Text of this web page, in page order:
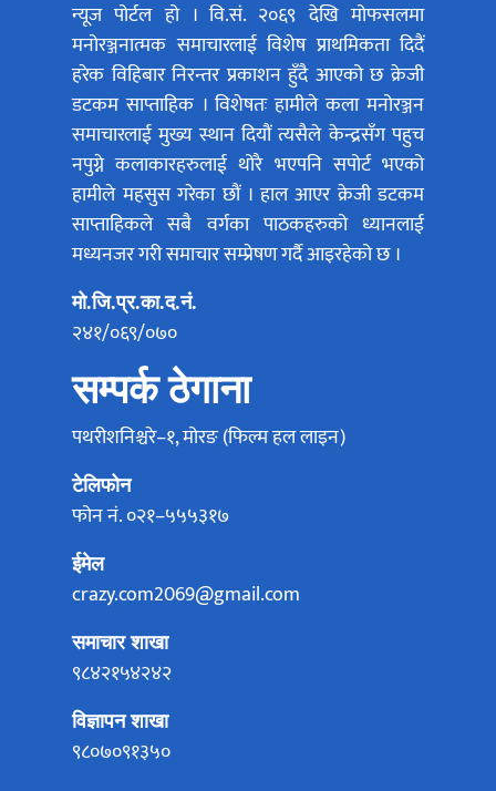
न्यूज पोर्टल हो । वि.सं. २०६९ देखि मोफसलमा
मनोरञ्जनात्मक समाचारलाई विशेष प्राथमिकता दिदैं
हरेक विहिबार निरन्तर प्रकाशन हुँदै आएको छ क्रेजी
डटकम साप्ताहिक । विशेषतः हामीले कला मनोरञ्जन
समाचारलाई मुख्य स्थान दियौं त्यसैले केन्द्रसँग पहुच
नपुग्ने कलाकारहरुलाई थोरै भएपनि सपोर्ट भएको
हामीले महसुस गरेका छौं । हाल आएर क्रेजी डटकम
साप्ताहिकले सबै वर्गका पाठकहरुको ध्यानलाई
मध्यनजर गरी समाचार सम्प्रेषण गर्दै आइरहेको छ ।
मो.जि.प्र.का.द.नं.
२४१/०६९/०७०
सम्पर्क ठेगाना
पथरीशनिश्चरे–१, मोरङ (फिल्म हल लाइन)
टेलिफोन
फोन नं. ०२१–५५५३१७
ईमेल
crazy.com2069@gmail.com
समाचार शाखा
९८४२१५४२४२
विज्ञापन शाखा
९८०७०९१३५०